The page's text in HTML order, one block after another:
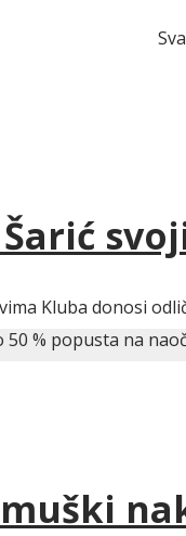
Kluba donosi
% popusta na